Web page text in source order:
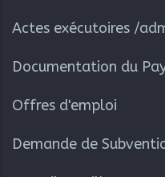
Actes exécutoires /
Documentation du
Offres d'emploi
Demande de